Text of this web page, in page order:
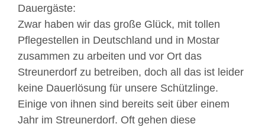
Dauergäste:
Zwar haben wir das große Glück, mit tollen
Pflegestellen in Deutschland und in Mostar
zusammen zu arbeiten und vor Ort das
Streunerdorf zu betreiben, doch all das ist leider
keine Dauerlösung für unsere Schützlinge.
Einige von ihnen sind bereits seit über einem
Jahr im Streunerdorf. Oft gehen diese